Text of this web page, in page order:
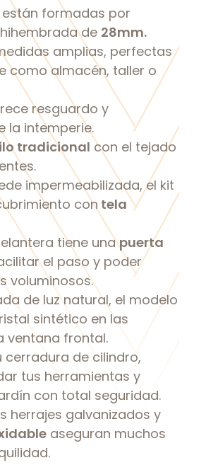
están formadas por
de 28mm.
amplias, perfectas
como almacén, taller o
resguardo y
la intemperie.
tradicional con el tejado
impermeabilizada, el kit
con tela
tiene unapuerta
el paso y poder
voluminosos.
de luz natural, el modelo
sintético en las
ventana frontal.
cerradura de cilindro,
tus herramientas y
con total seguridad.
herrajes galvanizados y
aseguran muchos